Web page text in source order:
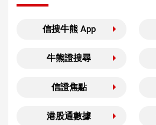
信搜牛熊 App
牛熊證搜尋
信證焦點
港股通數據